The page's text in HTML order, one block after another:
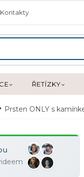
Kontakty
ŘETÍZKY
Prsten ONLY s